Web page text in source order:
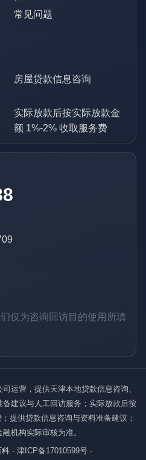
常见问题
房屋贷款信息咨询
实际放款后按实际放款金
额 1%-2% 收取服务费
仅为咨询回访目的使用所填
运营，提供天津本地贷款信息咨询、
建议与人工回访服务；实际放款后按
提供贷款信息咨询与资料准备建议；
机构实际审核为准。
科 · 津ICP备17010599号 ·